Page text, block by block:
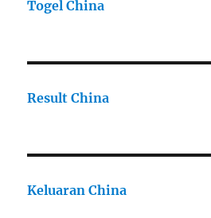
Togel China
Result China
Keluaran China